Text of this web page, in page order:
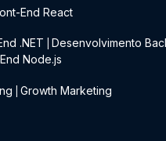
End React
.NET Desenvolvimento
Node.js
Growth Marketing